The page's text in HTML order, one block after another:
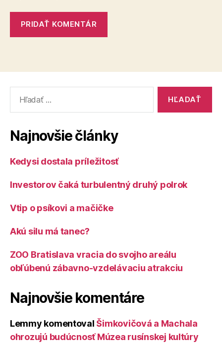
Najnovšie články
Kedysi dostala príležitosť
Investorov čaká turbulentný druhý polrok
Vtip o psíkovi a mačičke
Akú silu má tanec?
ZOO Bratislava vracia do svojho areálu
obľúbenú zábavno-vzdelávaciu atrakciu
Najnovšie komentáre
Lemmy komentoval Šimkovičová a Machala
ohrozujú budúcnosť Múzea rusínskej kultúry